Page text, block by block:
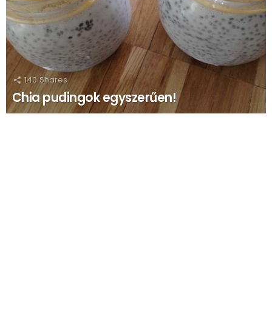
140 Shares
Chia pudingok egyszerűen!